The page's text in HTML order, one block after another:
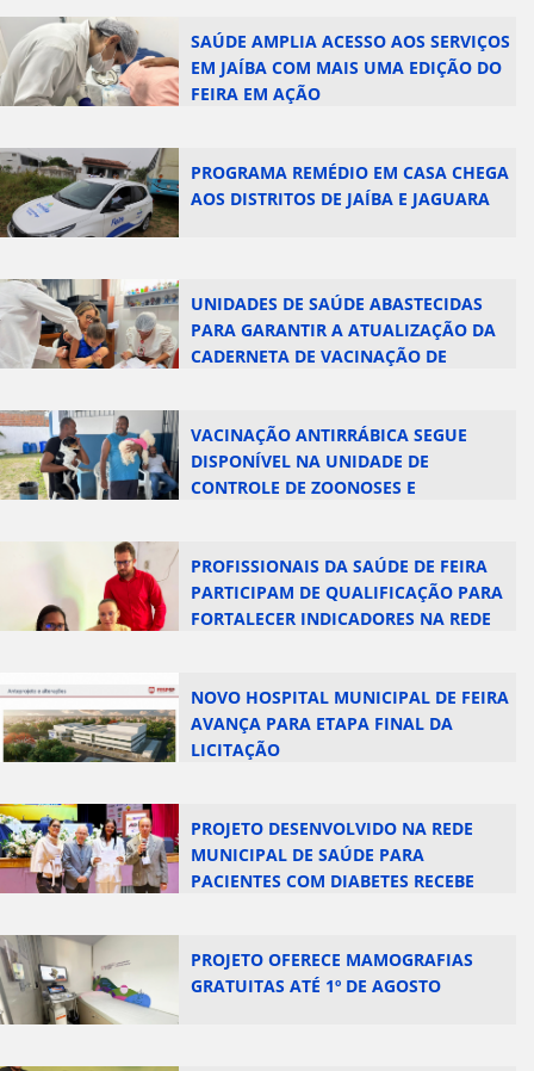
SAÚDE AMPLIA ACESSO AOS SERVIÇOS
EM JAÍBA COM MAIS UMA EDIÇÃO DO
FEIRA EM AÇÃO
PROGRAMA REMÉDIO EM CASA CHEGA
AOS DISTRITOS DE JAÍBA E JAGUARA
UNIDADES DE SAÚDE ABASTECIDAS
PARA GARANTIR A ATUALIZAÇÃO DA
CADERNETA DE VACINAÇÃO DE
VACINAÇÃO ANTIRRÁBICA SEGUE
DISPONÍVEL NA UNIDADE DE
CONTROLE DE ZOONOSES E
PROFISSIONAIS DA SAÚDE DE FEIRA
PARTICIPAM DE QUALIFICAÇÃO PARA
FORTALECER INDICADORES NA REDE
NOVO HOSPITAL MUNICIPAL DE FEIRA
AVANÇA PARA ETAPA FINAL DA
LICITAÇÃO
PROJETO DESENVOLVIDO NA REDE
MUNICIPAL DE SAÚDE PARA
PACIENTES COM DIABETES RECEBE
PROJETO OFERECE MAMOGRAFIAS
GRATUITAS ATÉ 1º DE AGOSTO